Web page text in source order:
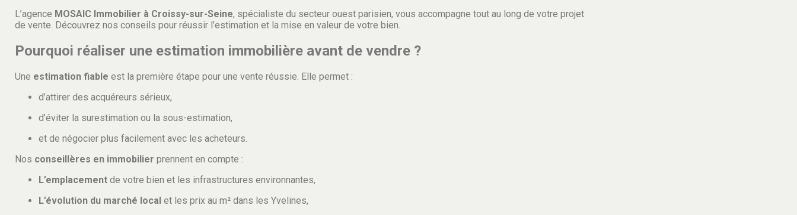
L’agence MOSAIC Immobilier à Croissy-sur-Seine, spécialiste du secteur ouest parisien, vous accompagne tout au long de votre projet
de vente. Découvrez nos conseils pour réussir l’estimation et la mise en valeur de votre bien.
Pourquoi réaliser une estimation immobilière avant de vendre ?
Une estimation fiable est la première étape pour une vente réussie. Elle permet :
d’attirer des acquéreurs sérieux,
d’éviter la surestimation ou la sous-estimation,
et de négocier plus facilement avec les acheteurs.
Nos conseillères en immobilier prennent en compte :
L’emplacement de votre bien et les infrastructures environnantes,
L’évolution du marché local et les prix au m² dans les Yvelines,